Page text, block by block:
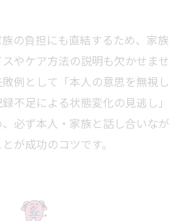
の負担にも直結するため、家族
やケア方法の説明も欠かせませ
例として「本人の意思を無視し
不足による状態変化の見逃し」
必ず本人・家族と話し合いなが
が成功のコツです。